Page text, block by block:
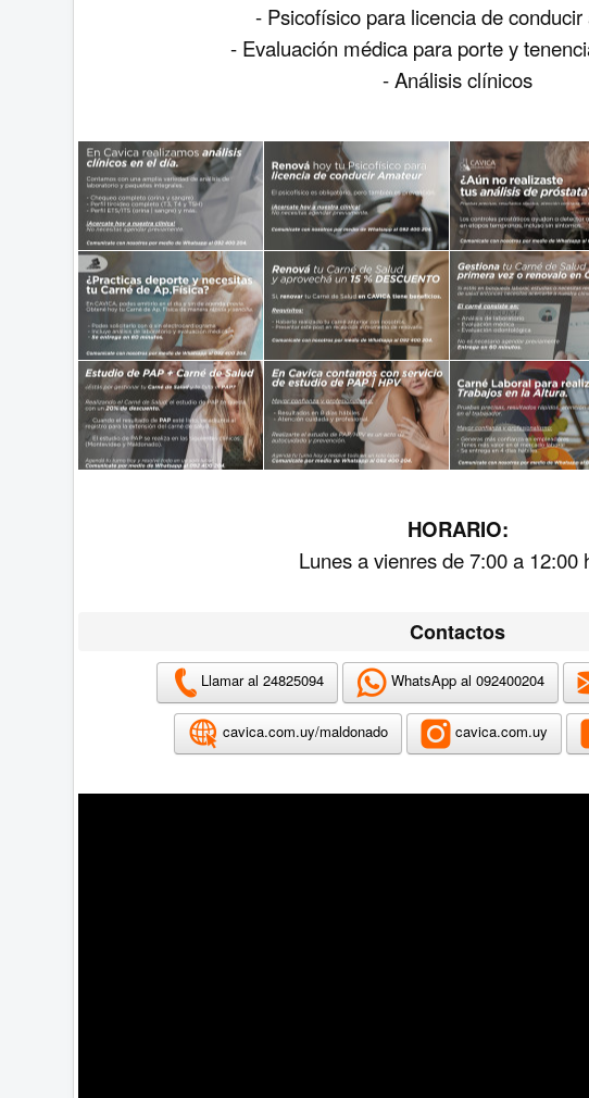
- Psicofísico para licencia de
- Evaluación médica para porte y
- Análisis clínicos
HORARIO:
Lunes a vienres de 7:00 a 12:00
Contactos
Llamar al 24825094 WhatsApp al 092400204
cavica.com.uy/maldonado cavica.com.uy